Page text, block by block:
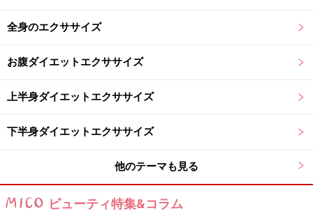
挟むだけではなく、しっかり押しつぶしてくださいね
1.横向きに寝て両脚の間にクッションや枕を挟み、両脚
で押しつぶしながら脚を上へ挙げます。30～60秒キープ
しましょう。（左右行って下さい）
内ももの筋肉は脚をカラダの中心に向かって動かす時に
時は少ないために衰えやすい筋肉です。ぜひ、隙間時間
を見つけてボディメイクに役立てて下さいね。
全身のエクササイズ
お腹ダイエットエクササイズ
上半身ダイエットエクササイズ
下半身ダイエットエクササイズ
他のテーマも見る
ビューティ特集&コラム